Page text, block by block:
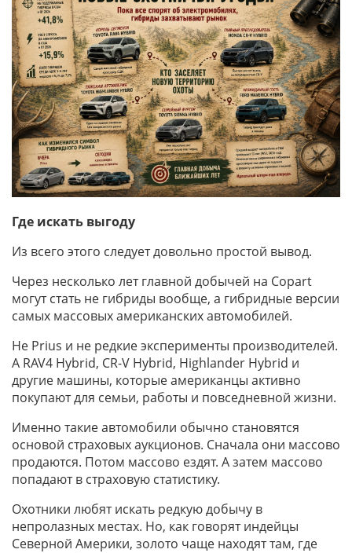
Где искать выгоду
Из всего этого следует довольно простой вывод.
Через несколько лет главной добычей на Copart
могут стать не гибриды вообще, а гибридные версии
самых массовых американских автомобилей.
Не Prius и не редкие эксперименты производителей.
А RAV4 Hybrid, CR-V Hybrid, Highlander Hybrid и
другие машины, которые американцы активно
покупают для семьи, работы и повседневной жизни.
Именно такие автомобили обычно становятся
основой страховых аукционов. Сначала они массово
продаются. Потом массово ездят. А затем массово
попадают в страховую статистику.
Охотники любят искать редкую добычу в
непролазных местах. Но, как говорят индейцы
Северной Америки, золото чаще находят там, где